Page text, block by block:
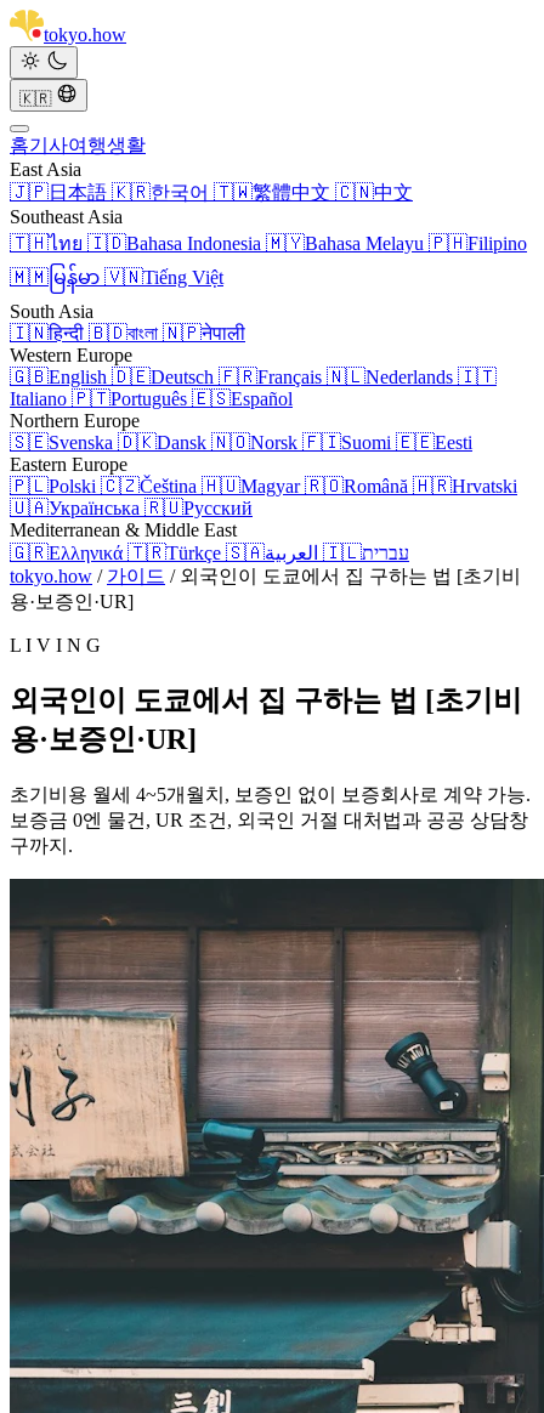
tokyo.how
🇰🇷
홈기사여행생활
East Asia
🇯🇵日本語 🇰🇷한국어 🇹🇼繁體中文 🇨🇳中文
Southeast Asia
🇹🇭ไทย 🇮🇩Bahasa Indonesia 🇲🇾Bahasa Melayu 🇵🇭Filipino
🇲🇲 မြန်မာ 🇻🇳Tiếng Việt
South Asia
🇮🇳हिन्दी 🇧🇩বাংলা 🇳🇵नेपाली
Western Europe
🇬🇧English 🇩🇪Deutsch 🇫🇷Français 🇳🇱Nederlands 🇮🇹
Italiano 🇵🇹Português 🇪🇸Español
Northern Europe
🇸🇪Svenska 🇩🇰Dansk 🇳🇴Norsk 🇫🇮Suomi 🇪🇪Eesti
Eastern Europe
🇵🇱Polski 🇨🇿Čeština 🇭🇺Magyar🇷🇴Română 🇭🇷Hrvatski
🇺🇦Українська 🇷🇺Русский
Mediterranean & Middle East
🇬🇷Ελληνικά 🇹🇷Türkçe 🇸🇦 🇮🇱עברית
tokyo.how / 가이드 / 외국인이 도쿄에서 집 구하는 법 [초기비
용·보증인·UR]
L I V I N G
외국인이 도쿄에서 집 구하는 법 [초기비
용·보증인·UR]
초기비용 월세 4~5개월치, 보증인 없이 보증회사로 계약 가능.
보증금 0엔 물건, UR 조건, 외국인 거절 대처법과 공공 상담창
구까지.